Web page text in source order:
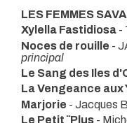
LES FEMMES
Xylella Fastidiosa -
Noces de rouille -
principal
Le Sang des Iles
La Vengeance aux
Marjorie - Jacques
Le Petit ¨Plus -